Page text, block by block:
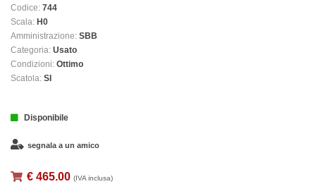
Codice: 744
Scala: H0
Amministrazione: SBB
Categoria: Usato
Condizioni: Ottimo
Scatola: SI
Disponibile
segnala a un amico
€ 465.00 (IVA inclusa)